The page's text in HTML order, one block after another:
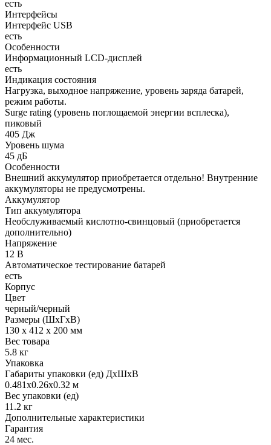
есть
Интерфейсы
Интерфейс USB
есть
Особенности
Информационный LCD-дисплей
есть
Индикация состояния
Нагрузка, выходное напряжение, уровень заряда батарей,
режим работы.
Surge rating (уровень поглощаемой энергии всплеска),
пиковый
405 Дж
Уровень шума
45 дБ
Особенности
Внешний аккумулятор приобретается отдельно! Внутренние
аккумуляторы не предусмотрены.
Аккумулятор
Тип аккумулятора
Необслуживаемый кислотно-свинцовый (приобретается
дополнительно)
Напряжение
12 В
Автоматическое тестирование батарей
есть
Корпус
Цвет
черный/черный
Размеры (ШхГхВ)
130 х 412 х 200 мм
Вес товара
5.8 кг
Упаковка
Габариты упаковки (ед) ДхШхВ
0.481x0.26x0.32 м
Вес упаковки (ед)
11.2 кг
Дополнительные характеристики
Гарантия
24 мес.